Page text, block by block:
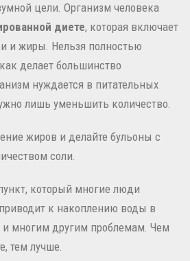
цели. Организм человека
диете, которая включает
и жиры. Нельзя полностью
делает большинство
нуждается в питательных
лишь уменьшить количество.
жиров и делайте бульоны с
соли.
который многие люди
к накоплению воды в
многим другим проблемам. Чем
тем лучше.